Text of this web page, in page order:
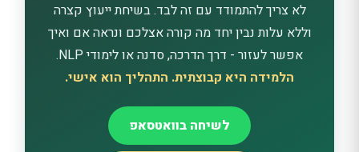
לא צריך להתמודד עם זה לבד. בשיחת ייעוץ קצרה
וללא עלות נבין יחד מה קורה אצלכם ונראה אם ואיך
אפשר לעזור - דרך הדרכה, סדנה או לימודי NLP.
הלמידה היא קבוצתית. התהליך הוא אישי.
לשיחה בוואטסאפ